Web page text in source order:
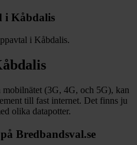
i Kåbdalis
i Kåbdalis.
mobilnätet (3G, 4G, och 5G), kan
till fast internet. Det finns ju
olika datapotter.
Bredbandsval.se